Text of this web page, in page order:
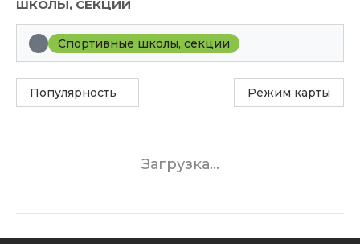
ШКОЛЫ, СЕКЦИИ
Спортивные школы, секции
Популярность Режим карты
Загрузка...